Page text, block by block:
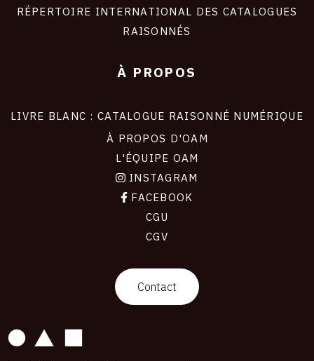
RÉPERTOIRE INTERNATIONAL DES CATALOGUES
RAISONNÉS
À PROPOS
LIVRE BLANC : CATALOGUE RAISONNÉ NUMÉRIQUE
À PROPOS D'OAM
L'ÉQUIPE OAM
INSTAGRAM
FACEBOOK
CGU
CGV
Contact